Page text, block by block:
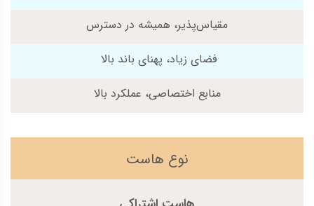
مقیاس‌پذیر، همیشه در دسترس
فضای زیاد، پهنای باند بالا
منابع اختصاصی، عملکرد بالا
نوع هاست